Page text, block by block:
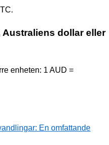
dollar eller
enheten: 1 AUD =
En omfattande